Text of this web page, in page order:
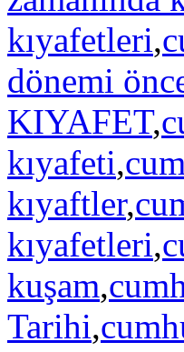
kıyafetleri,
dönemi
KIYAFET,
kıyafeti,
kıyaftler,
kıyafetleri,
kuşam,
Tarihi,